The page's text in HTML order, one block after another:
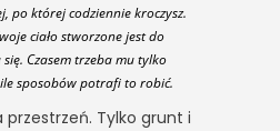
po której codziennie kroczysz.
ciało stworzone jest do
się. Czasem trzeba mu tylko
sposobów potrafi to robić.
Tylko grunt i